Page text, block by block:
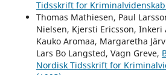
Tidsskrift for
Thomas Mathiesen, Paul
Nielsen, Kjersti Ericsson,
Kauko Aromaa, Margaretha
Lars Bo Langsted, Vagn Greve,
Nordisk Tidsskrift for